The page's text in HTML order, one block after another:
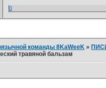
0
команды 8KaWeeK »
травяной бальзам